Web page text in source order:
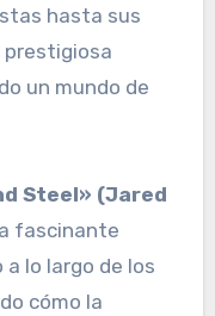
hasta sus
prestigiosa
un mundo de
Steel» (Jared
fascinante
lo largo de los
cómo la